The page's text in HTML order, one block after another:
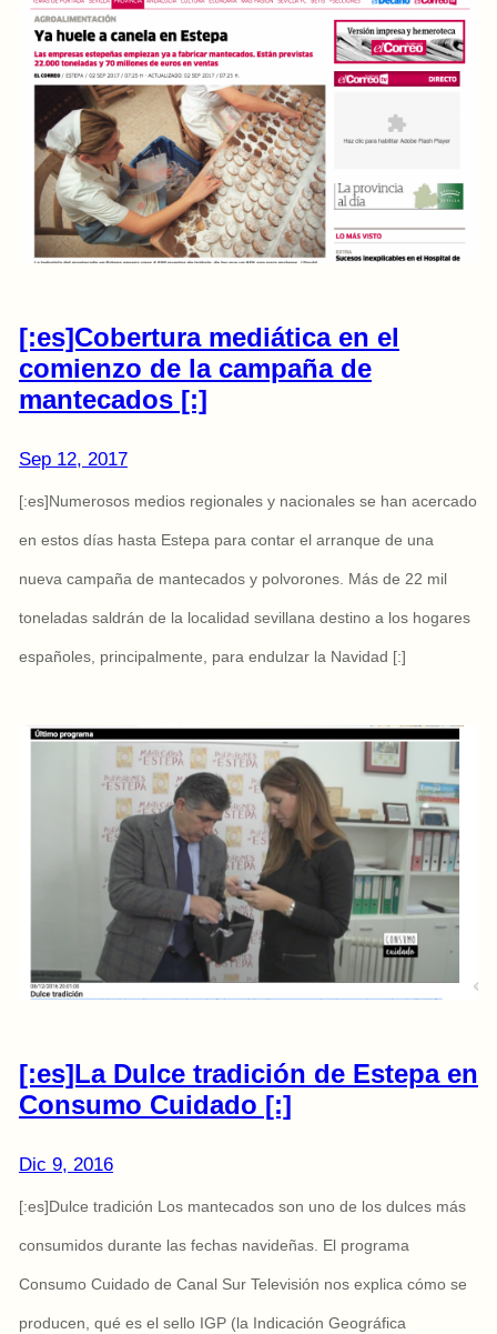
[:es]Cobertura mediática en el
comienzo de la campaña de
mantecados [:]
Sep 12, 2017
[:es]Numerosos medios regionales y nacionales se han acercado
en estos días hasta Estepa para contar el arranque de una
nueva campaña de mantecados y polvorones. Más de 22 mil
toneladas saldrán de la localidad sevillana destino a los hogares
españoles, principalmente, para endulzar la Navidad [:]
[:es]La Dulce tradición de Estepa en
Consumo Cuidado [:]
Dic 9, 2016
[:es]Dulce tradición Los mantecados son uno de los dulces más
consumidos durante las fechas navideñas. El programa
Consumo Cuidado de Canal Sur Televisión nos explica cómo se
producen, qué es el sello IGP (la Indicación Geográfica